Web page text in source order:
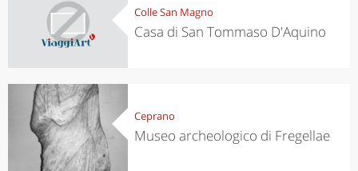
Colle San Magno
Casa di San Tommaso D'Aquino
Ceprano
Museo archeologico di Fregellae